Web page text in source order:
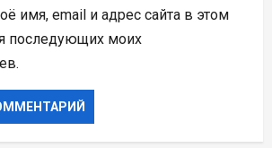
имя, email и адрес сайта в этом
последующих моих